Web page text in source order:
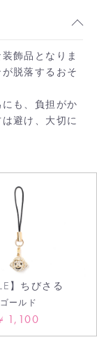
飾品となりま
脱落するおそ
も、負担がか
避け、大切に
】ちびさる
ゴールド
1,100